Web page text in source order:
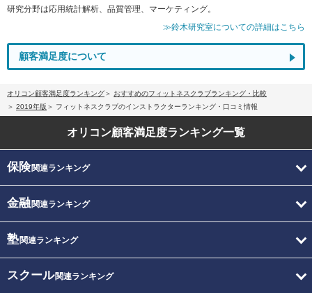
研究分野は応用統計解析、品質管理、マーケティング。
≫鈴木研究室についての詳細はこちら
顧客満足度について
オリコン顧客満足度ランキング
おすすめのフィットネスクラブランキング・比較
2019年版
フィットネスクラブのインストラクターランキング・口コミ情報
オリコン顧客満足度ランキング一覧
保険関連ランキング
金融関連ランキング
塾関連ランキング
スクール関連ランキング